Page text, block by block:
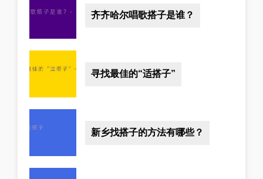
齐齐哈尔唱歌搭子是谁？
寻找最佳的“适搭子”
新乡找搭子的方法有哪些？